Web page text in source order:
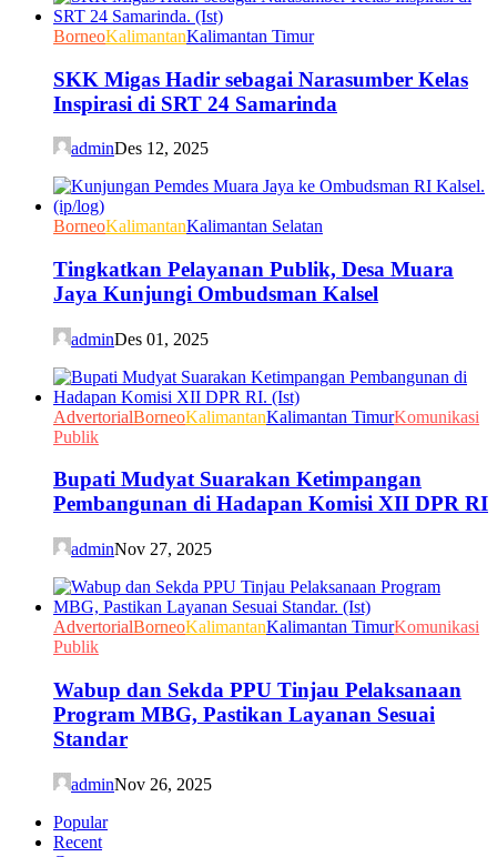
BorneoKalimantanKalimantan Timur
SKK Migas Hadir sebagai Narasumber Kelas
Inspirasi di SRT 24 Samarinda
adminDes 12, 2025
BorneoKalimantanKalimantan Selatan
Tingkatkan Pelayanan Publik, Desa Muara
Jaya Kunjungi Ombudsman Kalsel
adminDes 01, 2025
AdvertorialBorneoKalimantanKalimantan TimurKomunikasi
Publik
Bupati Mudyat Suarakan Ketimpangan
Pembangunan di Hadapan Komisi XII DPR RI
adminNov 27, 2025
AdvertorialBorneoKalimantanKalimantan TimurKomunikasi
Publik
Wabup dan Sekda PPU Tinjau Pelaksanaan
Program MBG, Pastikan Layanan Sesuai
Standar
adminNov 26, 2025
Popular
Recent